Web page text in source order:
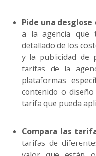
Pide una
a la agencia que
detallado de los
y la publicidad de
tarifas de la
plataformas
contenido o
tarifa que pueda
Compara las
tarifas de